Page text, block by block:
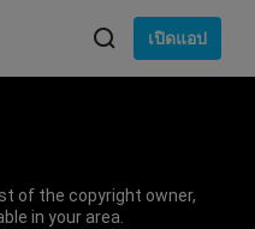
เปิดแอป
of the copyright owner,
in your area.